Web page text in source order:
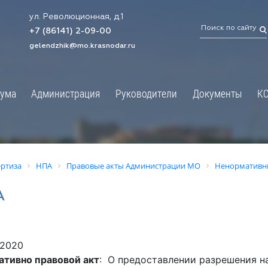
ул. Революционная, д.1
+7 (86141) 2-09-00
gelendzhik@mo.krasnodar.ru
Администрация Руководители Документы
информация
организации
служба
График приёмов граждан
депутатами
Депутатское объединение
Сведения о доходах,
НПА Правовые акты Администрации МО
правовой акт: О предоставлении разрешения